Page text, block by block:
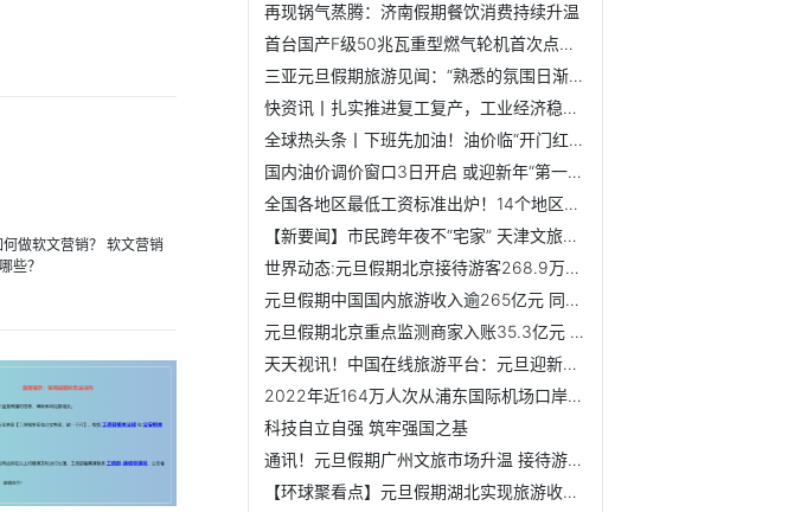
再现锅气蒸腾：济南假期餐饮消费持续升温
首台国产F级50兆瓦重型燃气轮机首次点火成功
三亚元旦假期旅游见闻：“熟悉的氛围日渐回归”
快资讯丨扎实推进复工复产，工业经济稳定恢复
全球热头条丨下班先加油！油价临“开门红”，机构预计加满一...
国内油价调价窗口3日开启 或迎新年“第一涨”
全国各地区最低工资标准出炉！14个地区≥2000元
【新要闻】市民跨年夜不“宅家” 天津文旅商业加速回暖
世界动态:元旦假期北京接待游客268.9万人次
元旦假期中国国内旅游收入逾265亿元 同比增4.0%
元旦假期北京重点监测商家入账35.3亿元 跨省游复苏
天天视讯！中国在线旅游平台：元旦迎新年首个长线游小高峰
2022年近164万人次从浦东国际机场口岸出入境
科技自立自强 筑牢强国之基
通讯！元旦假期广州文旅市场升温 接待游客逾272万人次
【环球聚看点】元旦假期湖北实现旅游收入65.24亿元